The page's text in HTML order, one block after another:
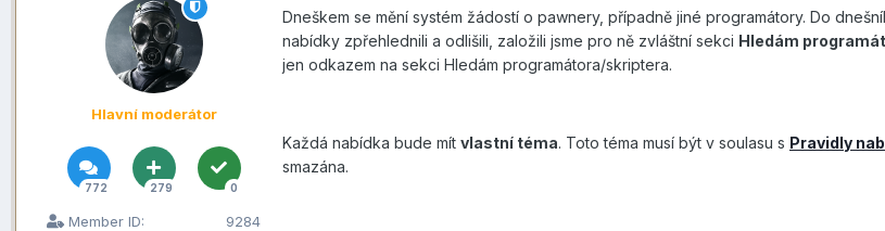
Hlavní moderátor
772 279 0
Member ID:
9284
Dneškem se mění systém žádostí o pawnery, případně jiné programátory. Do
nabídky zpřehlednili a odlišili, založili jsme pro ně zvláštní sekci Hledám
jen odkazem na sekci Hledám programátora/skriptera.
Každá nabídka bude mít vlastní téma. Toto téma musí být v soulasu s Pravidly
smazána.